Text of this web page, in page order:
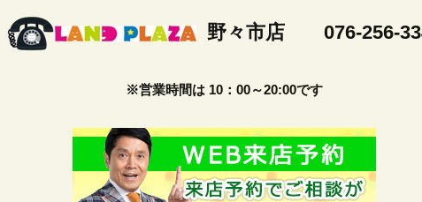
野々市店 076-256-
※営業時間は 10：00～20:00です